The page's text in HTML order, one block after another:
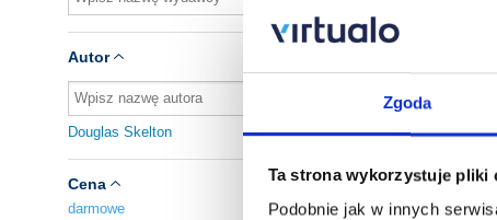
Zgoda
Ta strona wykorzystuje pliki
Podobnie jak w innych
Autor
Douglas Skelton
Cena
darmowe